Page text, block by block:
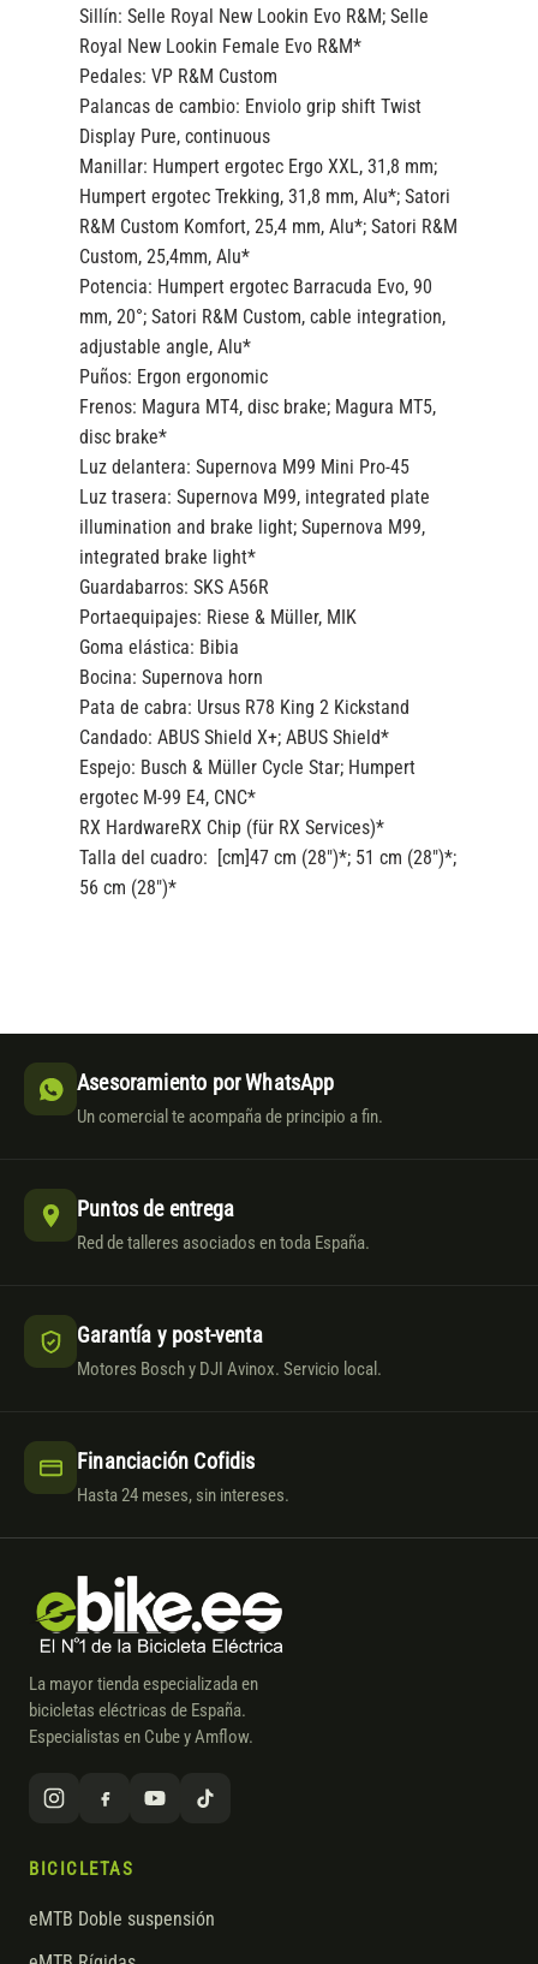
Sillín:Selle Royal New Lookin Evo R&M; Selle
Royal New Lookin Female Evo R&M*
Pedales:VP R&M Custom
Palancas de cambio: Enviolo grip shift Twist
Display Pure, continuous
Manillar: Humpert ergotec Ergo XXL, 31,8 mm;
Humpert ergotec Trekking, 31,8 mm, Alu*; Satori
R&M Custom Komfort, 25,4 mm, Alu*; Satori R&M
Custom, 25,4mm, Alu*
Potencia: Humpert ergotec Barracuda Evo, 90
mm, 20°; Satori R&M Custom, cable integration,
adjustable angle, Alu*
Puños: Ergon ergonomic
Frenos: Magura MT4, disc brake; Magura MT5,
disc brake*
Luz delantera:Supernova M99 Mini Pro-45
Luz trasera:Supernova M99, integrated plate
illumination and brake light; Supernova M99,
integrated brake light*
Guardabarros:SKS A56R
Portaequipajes: Riese & Müller, MIK
Goma elástica: Bibia
Bocina:Supernova horn
Pata de cabra: Ursus R78 King 2 Kickstand
Candado:ABUS Shield X+; ABUS Shield*
Espejo: Busch & Müller Cycle Star; Humpert
ergotec M-99 E4, CNC*
RX HardwareRX Chip (für RX Services)*
Talla del cuadro: [cm]47 cm (28″)*; 51 cm (28″)*;
56 cm (28″)*
Asesoramiento por WhatsApp
Un comercial te acompaña de principio a fin.
Puntos de entrega
Red de talleres asociados en toda España.
Garantía y post-venta
Motores Bosch y DJI Avinox. Servicio local.
Financiación Cofidis
Hasta 24 meses, sin intereses.
La mayor tienda especializada en
bicicletas eléctricas de España.
Especialistas en Cube y Amflow.
BICICLETAS
eMTB Doble suspensión